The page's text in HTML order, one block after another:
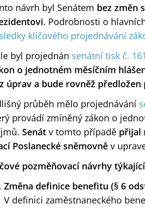
návrh byl Senátem bez změn
. Podrobnosti o
klíčového projednávání
byl projednán senátní tisk č. 161
o jednotném měsíčním
úprav a bude rovněž
průběh mělo projednávání
provádí zmíněný zákon o
Senát v tomto případě přijal
Poslanecké sněmovně v
pozměňovací návrhy
Změna definice benefitu (§ 6
V definici zaměstnaneckého